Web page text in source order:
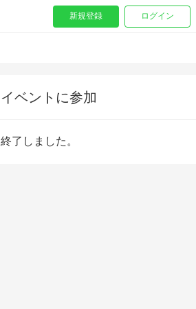
イベントに参加
終了しました。
新規登録 ログイン